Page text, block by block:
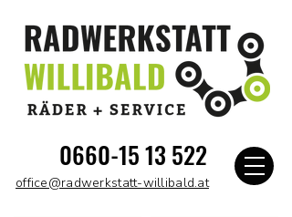
0660-15 13 522
office@radwerkstatt-willibald.at